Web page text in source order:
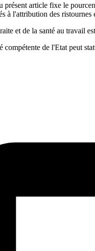
article fixe le
à l'attribution des
et de la santé au travail
compétente de l'Etat peut